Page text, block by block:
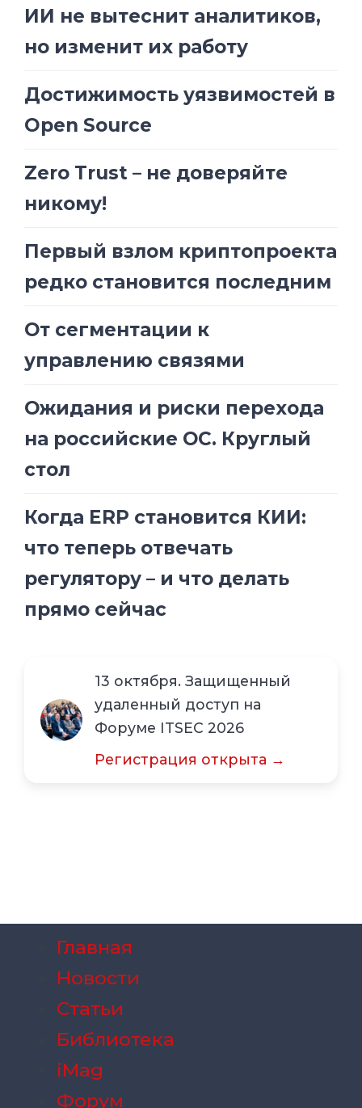
ИИ не вытеснит аналитиков,
но изменит их работу
Достижимость уязвимостей в
Open Source
Zero Trust – не доверяйте
никому!
Первый взлом криптопроекта
редко становится последним
От сегментации к
управлению связями
Ожидания и риски перехода
на российские ОС. Круглый
стол
Когда ERP становится КИИ:
что теперь отвечать
регулятору – и что делать
прямо сейчас
13 октября. Защищенный
удаленный доступ на
Форуме ITSEC 2026
Регистрация открыта →
Главная
Новости
Статьи
Библиотека
iMag
Форум